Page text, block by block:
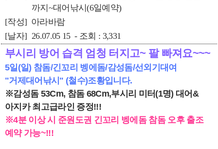
까지~대어낚시(6일예약)
[작성] 아라바람
[날자] 26.07.05 15 - 조회 : 3,331
부시리 방어 습격 엄청 터지고~ 팔 빠져요~~~
5일(일) 참돔/긴꼬리 벵에돔/감성돔/선외기대여
"거제대어낚시" (철수)조황입니다.
※감성돔 53Cm, 참돔 68Cm,부시리 미터(1명) 대어&
아지카 최고급라인 증정!!!
※4분 이상 시 준원도권 긴꼬리 벵에돔 참돔 오후 출조
예약 가능~!!!